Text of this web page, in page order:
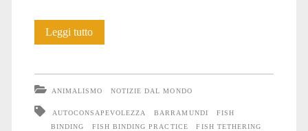
Leggi tuttoTutto
ANIMALISMO NOTIZIE DAL MONDO
AUTOCONSAPEVOLEZZA BARRAMUNDI
FISH
BINDING
FISH BINDING PRACTICE
FISH TETHERING